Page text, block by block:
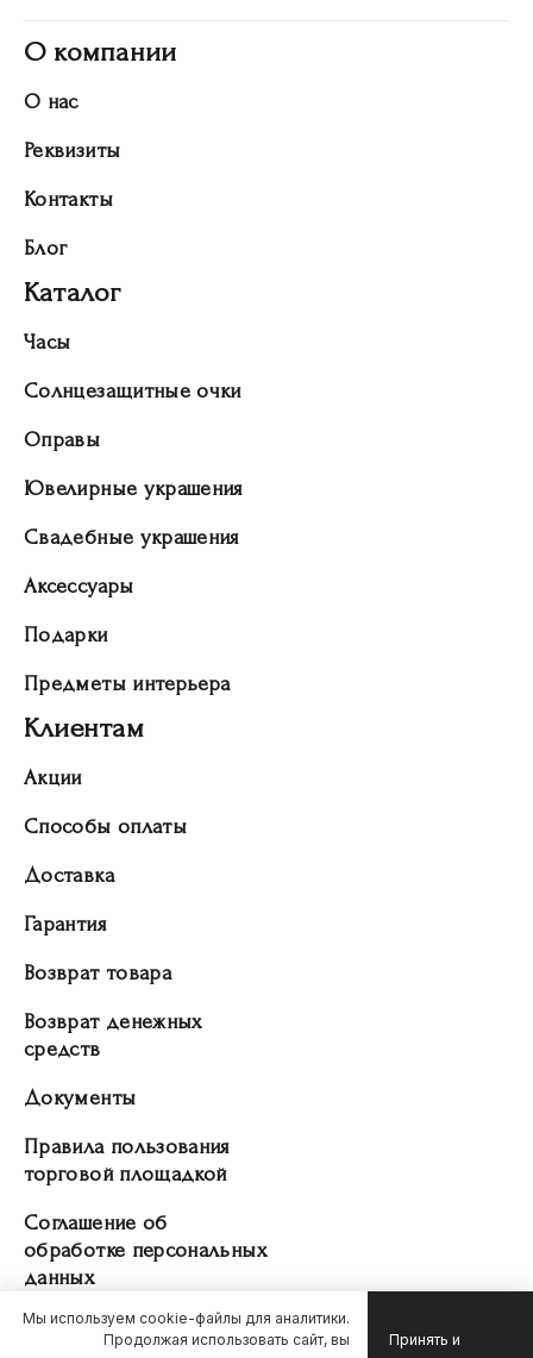
О компании
О нас
Реквизиты
Контакты
Блог
Каталог
Часы
Солнцезащитные очки
Оправы
Ювелирные украшения
Свадебные украшения
Аксессуары
Подарки
Предметы интерьера
Клиентам
Акции
Способы оплаты
Доставка
Гарантия
Возврат товара
Возврат денежных
средств
Документы
Правила пользования
торговой площадкой
Соглашение об
обработке персональных
данных
Мы используем cookie-файлы для аналитики.
Продолжая использовать сайт, вы
Принять и